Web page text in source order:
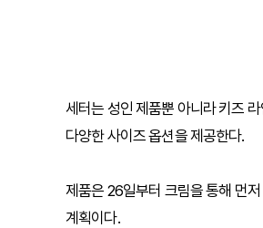
세터는 성인 제품뿐 아니라 키즈
다양한 사이즈 옵션을 제공한다.
제품은 26일부터 크림을 통해 먼
계획이다.